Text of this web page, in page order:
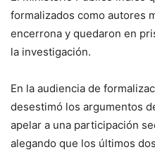
formalizados como autores
encerrona y quedaron en
la investigación.
En la audiencia de
desestimó los argumentos
apelar a una participación
alegando que los últimos